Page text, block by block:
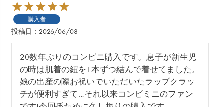
購入者
投稿日 2026/06/08
20数年ぶりのコンビニ購入です。息子が新生児
の時は肌着の紐を1本ずつ結んで着せてました。
娘の出産の際お祝いでいただいたラップクラッ
チが便利すぎて…それ以来コンビミニのファン